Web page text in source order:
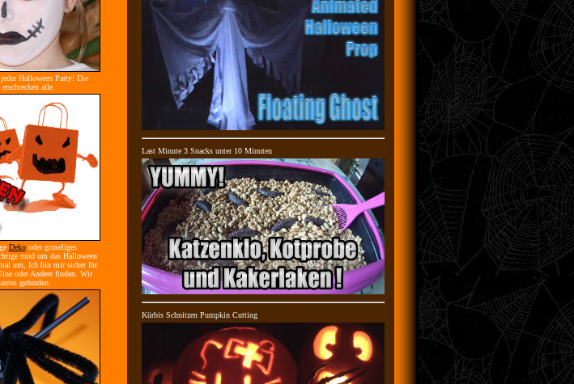
Halloween Party! Die
alle.
Dekooder gruseliges
rund um das Halloween
um, Ich bin mir sicher Ihr
oder Andere finden. Wir
gefunden.
Last Minute 3 Snacks unter 10 Minuten
Kürbis Schnitzen Pumpkin Cutting